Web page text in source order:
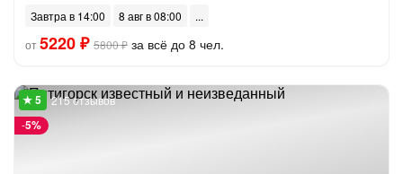
Завтра в 14:00
8 авг в 08:00
от5220 ₽ 5800 ₽ за всё до 8 чел.
-5%
215 отзывов